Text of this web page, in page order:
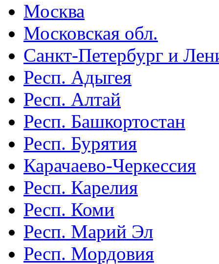
Москва
Московская обл.
Санкт-Петербург и
Респ. Адыгея
Респ. Алтай
Респ. Башкортостан
Респ. Бурятия
Карачаево-Черкессия
Респ. Карелия
Респ. Коми
Респ. Марий Эл
Респ. Мордовия